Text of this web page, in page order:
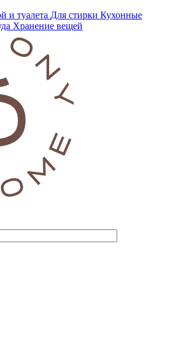
и туалета Для стирки Кухонные
Хранение вещей